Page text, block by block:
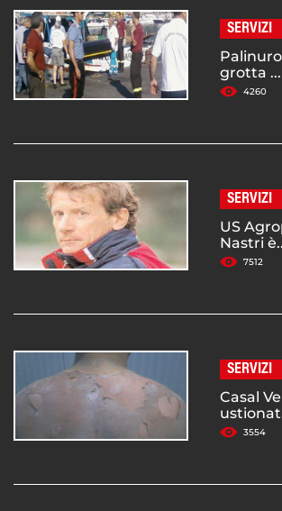
SERVIZI
grotta ...
4260
SERVIZI
US
Nastri
7512
SERVIZI
Casal
3554